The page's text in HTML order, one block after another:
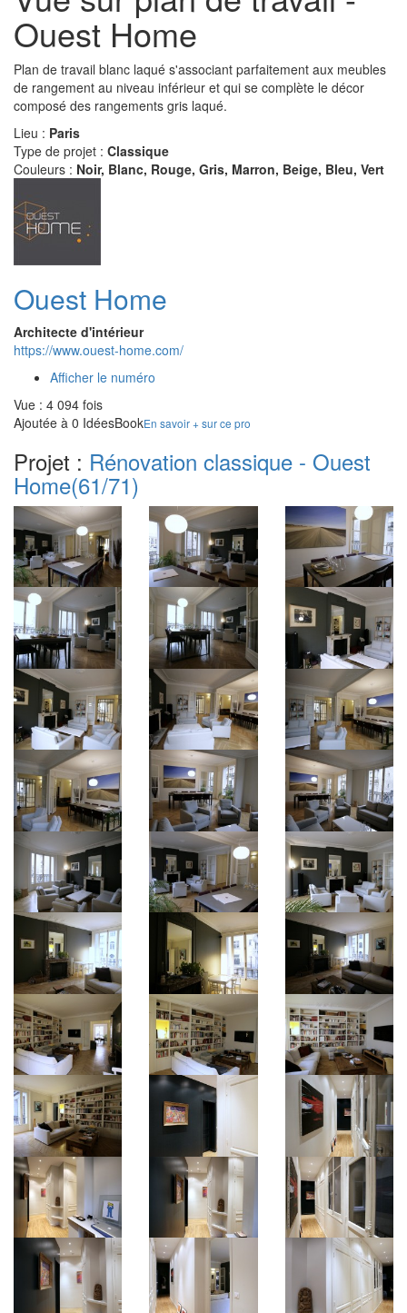
Ouest Home
Plan de travail blanc laqué s'associant parfaitement aux meubles
de rangement au niveau inférieur et qui se complète le décor
composé des rangements gris laqué.
Lieu : Paris
Type de projet : Classique
Couleurs : Noir, Blanc, Rouge, Gris, Marron, Beige, Bleu, Vert
Ouest Home
Architecte d'intérieur
https://www.ouest-home.com/
Afficher le numéro
Vue : 4 094 fois
Ajoutée à 0 IdéesBookEn savoir + sur ce pro
Projet : Rénovation classique - Ouest
Home(61/71)